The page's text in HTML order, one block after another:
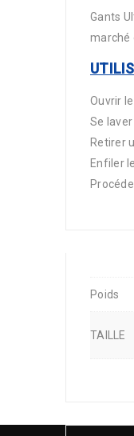
Gants
marché
Ouvrir
Se
Retirer
Enfiler
Poids
TAILLE